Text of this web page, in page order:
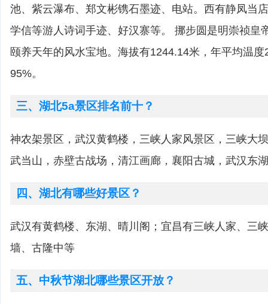
池、紫云瀑布、郑文彬镌石墨迹、电站。西有静凤当
学信等游人诗词手迹、好汉寨等。 挪步圆是明崇祯皇
颐养天年的风水宝地。海拔有1244.14米，年平均温
95%。
三、湖北5a景区排名前十？
神农架景区，武汉黄鹤楼，三峡人家风景区，三峡大
武当山，赤壁古战场，清江画廊，襄阳古城，武汉东
四、湖北有哪些好景区？
武汉有黄鹤楼、东湖、晴川阁；宜昌有三峡人家、三
墙、古隆中等
五、中秋节湖北哪些景区开放？